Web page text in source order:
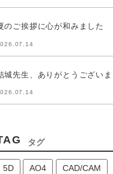
のご挨拶に心が和みました
城先生、ありがとうございま
タグ
5D AO4 CAD/CAM